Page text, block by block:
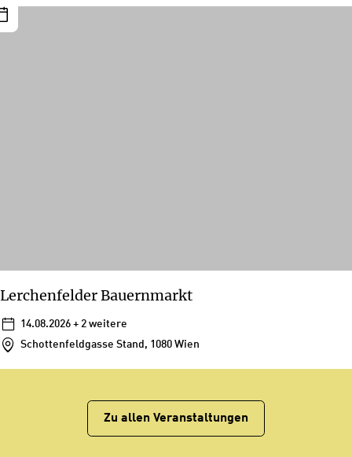
Lerchenfelder Bauernmarkt
14.08.2026 + 2 weitere
Schottenfeldgasse Stand, 1080 Wien
Zu allen Veranstaltungen